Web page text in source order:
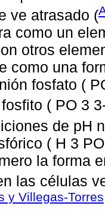
ve atrasado (
como un
otros
como una
fosfato (
( PO 3
de pH
( H 3
la forma
las células
y Villegas-